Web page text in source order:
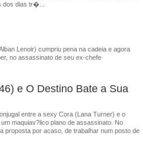
dias tr�...
Lenoir) cumpriu pena na cadeia e agora
no assassinato de seu ex-chefe
e O Destino Bate a Sua
entre a sexy Cora (Lana Turner) e o
maquiav?lico plano de assassinato. No
proposta por acaso, de trabalhar num posto de